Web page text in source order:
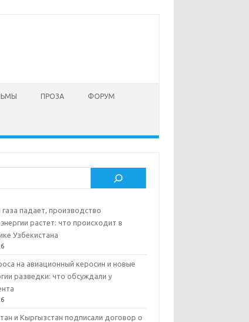
ПРОЗА ФОРУМ
падает, производство
растет: что происходит в
Узбекистана
на авиационный керосин и новые
разведки: что обсуждали у
и Кыргызстан подписали договор о